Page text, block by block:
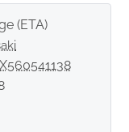
(ETA)
X560541138